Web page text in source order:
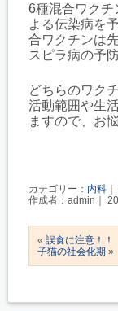
6種混合ワクチ
よる伝染病を
合ワクチンは
スピラ病の予
どちらのワク
活動範囲や生
ますので、お
カテゴリー： 内科
作成者：admin｜
« 誤食に注意！！
子猫の社会化期 »